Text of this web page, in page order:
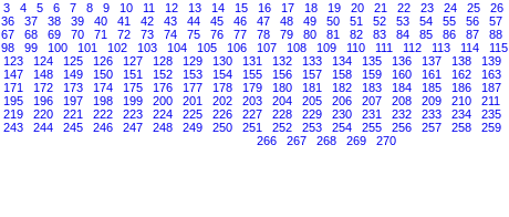
3 4 5 6 7 8 9 10 11 12 13 14 15 16 17 18 19 20 21 22 23 24 25 26
36 37 38 39 40 41 42 43 44 45 46 47 48 49 50 51 52 53 54 55 56 57
67 68 69 70 71 72 73 74 75 76 77 78 79 80 81 82 83 84 85 86 87 88
98 99 100 101 102 103 104 105 106 107 108 109 110 111 112 113 114 115
123 124 125 126 127 128 129 130 131 132 133 134 135 136 137 138 139
147 148 149 150 151 152 153 154 155 156 157 158 159 160 161 162 163
171 172 173 174 175 176 177 178 179 180 181 182 183 184 185 186 187
195 196 197 198 199 200 201 202 203 204 205 206 207 208 209 210 211
219 220 221 222 223 224 225 226 227 228 229 230 231 232 233 234 235
243 244 245 246 247 248 249 250 251 252 253 254 255 256 257 258 259
266
267 268 269 270